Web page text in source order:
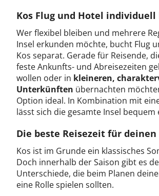
Kos Flug und Hotel individuell
Wer flexibel bleiben und mehrere
Insel erkunden möchte, bucht Flug
Kos separat. Gerade für Reisende,
feste Ankunfts- und Abreisezeiten
wollen oder in kleineren,
Unterkünften übernachten
Option ideal. In Kombination mit
lässt sich die gesamte Insel bequem
Die beste Reisezeit für deinen
Kos ist im Grunde ein klassisches
Doch innerhalb der Saison gibt es
Unterschiede, die beim Planen
eine Rolle spielen sollten.